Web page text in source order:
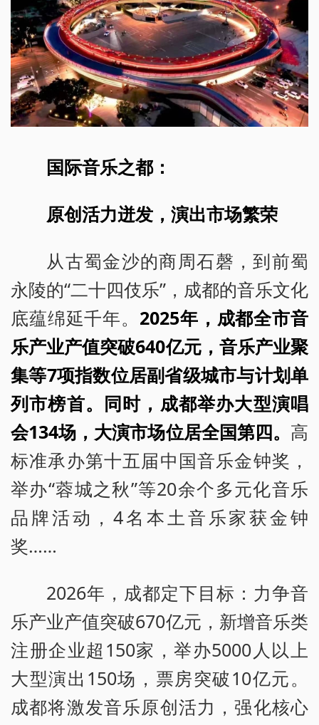
国际音乐之都：
原创活力迸发，演出市场繁荣
从古蜀金沙的商周石磬，到前蜀
永陵的“二十四伎乐”，成都的音乐文化
底蕴绵延千年。 2025年，成都全市音
乐产业产值突破640亿元，音乐产业聚
集等7项指数位居副省级城市与计划单
列市榜首。同时，成都举办大型演唱
会134场，大演市场位居全国第四。 高
标准承办第十五届中国音乐金钟奖，
举办“蓉城之秋”等20余个多元化音乐
品牌活动，4名本土音乐家获金钟
奖……
2026年，成都定下目标：力争音
乐产业产值突破670亿元，新增音乐类
注册企业超150家，举办5000人以上
大型演出150场，票房突破10亿元。
成都将激发音乐原创活力，强化核心